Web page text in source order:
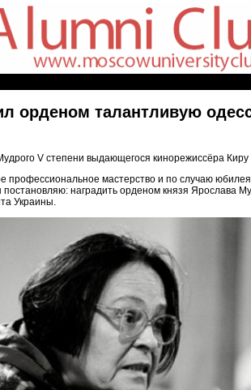
орденом талантливую
V степени выдающегося кинорежиссёра
профессиональное мастерство и по случаю
наградить орденом князя Ярослава
Украины.